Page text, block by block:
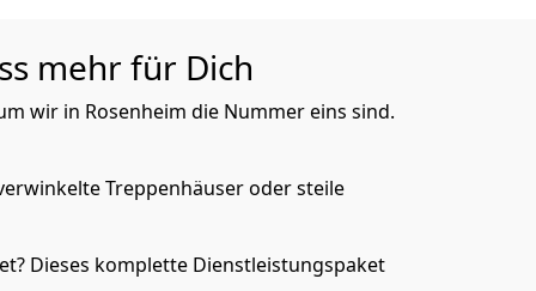
mehr für Dich
wir in Rosenheim die Nummer eins sind.
Treppenhäuser oder steile
Dieses komplette Dienstleistungspaket